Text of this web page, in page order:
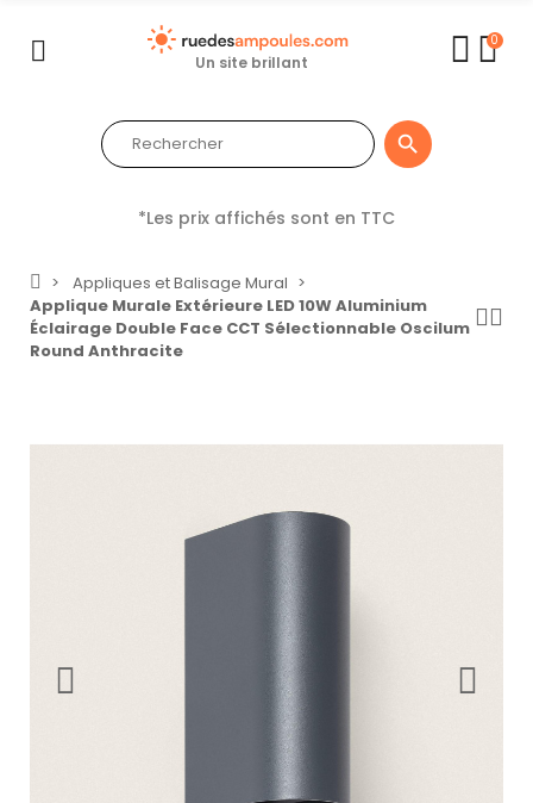
Un site brillant
0

*Les prix affichés sont en TTC
Appliques et Balisage Mural
Applique Murale Extérieure LED 10W Aluminium
Éclairage Double Face CCT Sélectionnable Oscilum
Round Anthracite